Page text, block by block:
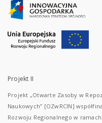
Projekt II
Projekt „Otwarte Zasoby w
Naukowych” [OZwRCIN]
Rozwoju Regionalnego w